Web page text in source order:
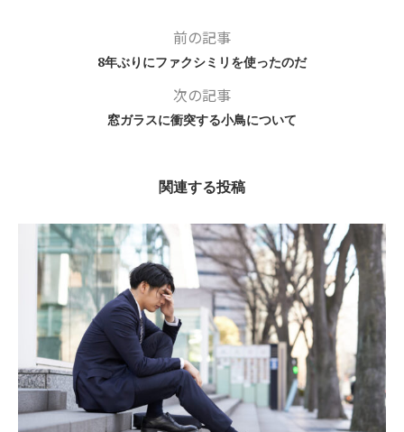
前の記事
8年ぶりにファクシミリを使ったのだ
次の記事
窓ガラスに衝突する小鳥について
関連する投稿